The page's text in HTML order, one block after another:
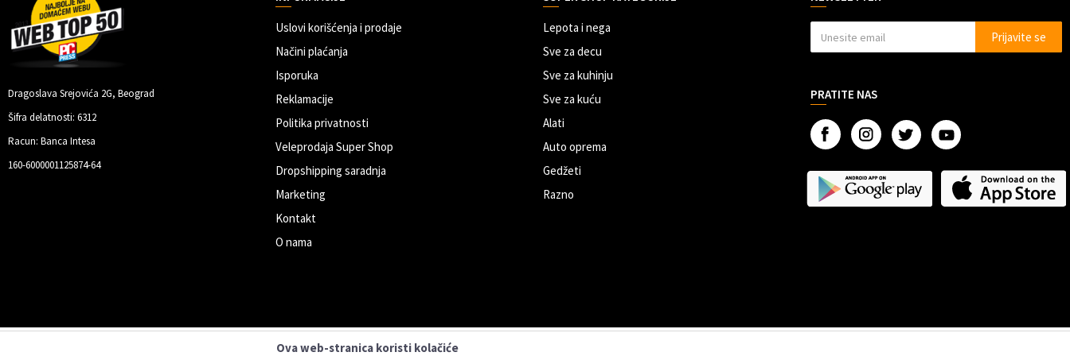
Dragoslava Srejovića 2G, Beograd
Šifra delatnosti: 6312
Racun: Banca Intesa
160-6000001125874-64
Uslovi korišćenja i prodaje
Načini plaćanja
Isporuka
Reklamacije
Politika privatnosti
Veleprodaja Super Shop
Dropshipping saradnja
Marketing
Kontakt
O nama
Lepota i nega
Sve za decu
Sve za kuhinju
Sve za kuću
Alati
Auto oprema
Gedžeti
Razno
Prijavite se
PRATITE NAS
Ova web-stranica koristi kolačiće